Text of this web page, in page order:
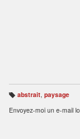
B
ali
s
abstrait, paysage
Envoyez-moi un e-mail